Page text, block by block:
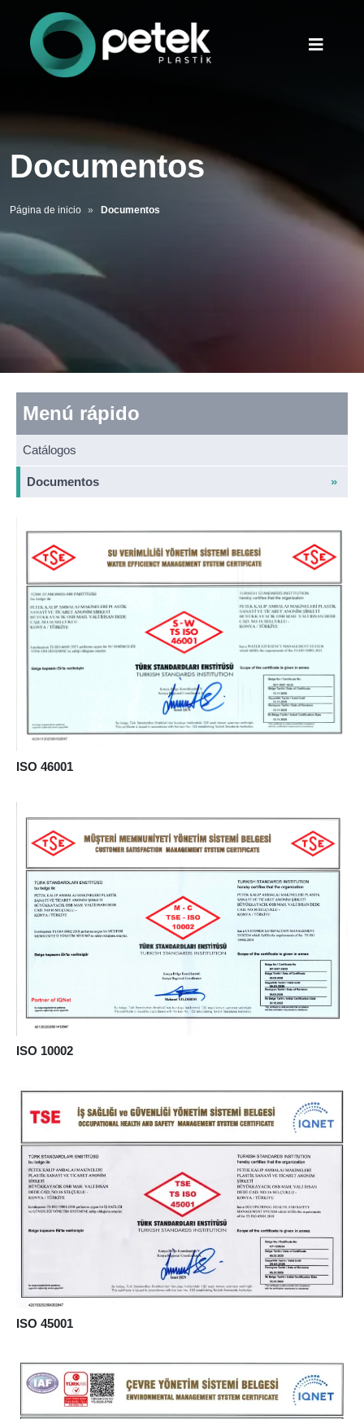
Documentos
Página de inicio Documentos
Menú rápido
Catálogos
Documentos
ISO 46001
ISO 10002
ISO 45001